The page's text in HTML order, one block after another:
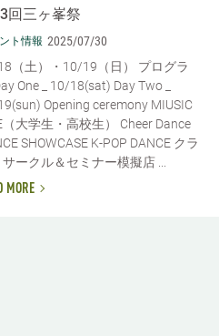
回三ヶ峯祭
ト情報 2025/07/30
（土）・10/19（日） プログラ
One _ 10/18(sat) Day Two _
Opening ceremony MIUSIC
（大学生・高校生） Cheer Dance
SHOWCASE K-POP DANCE クラ
ークル＆セミナー模擬店 ...
MORE